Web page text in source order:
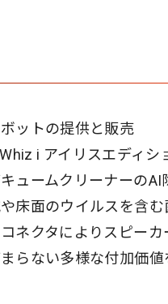
ットの提供と販売
i アイリスエディシ
ュームクリーナーの
床面のウイルスを含
ネクタによりスピー
らない多様な付加価値